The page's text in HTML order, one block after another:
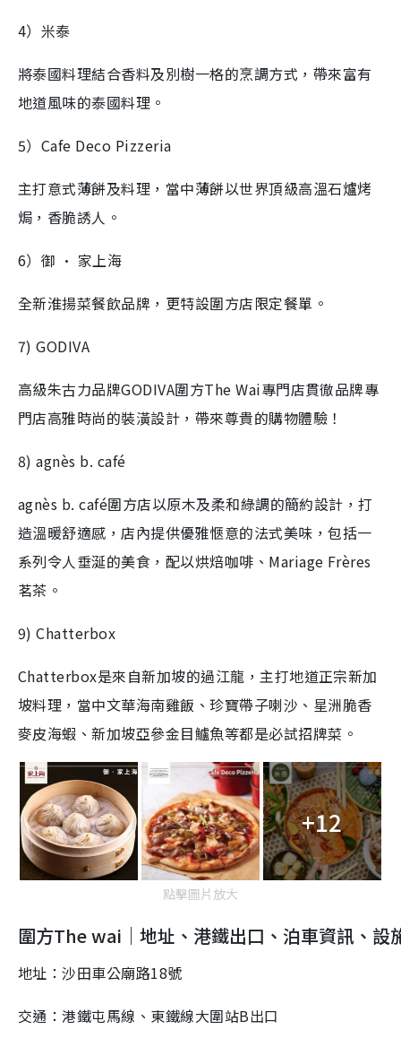
4）米泰
將泰國料理結合香料及別樹一格的烹調方式，帶來富有
地道風味的泰國料理。
5）Cafe Deco Pizzeria
主打意式薄餅及料理，當中薄餅以世界頂級高溫石爐烤
焗，香脆誘人。
6）御 · 家上海
全新淮揚菜餐飲品牌，更特設圍方店限定餐單。
7) GODIVA
高級朱古力品牌GODIVA圍方The Wai專門店貫徹品牌專
門店高雅時尚的裝潢設計，帶來尊貴的購物體驗！
8) agnès b. café
agnès b. café圍方店以原木及柔和綠調的簡約設計，打
造溫暖舒適感，店內提供優雅愜意的法式美味，包括一
系列令人垂涎的美食，配以烘焙咖啡、Mariage Frères
茗茶。
9) Chatterbox
Chatterbox是來自新加坡的過江龍，主打地道正宗新加
坡料理，當中文華海南雞飯、珍寶帶子喇沙、星洲脆香
麥皮海蝦、新加坡亞參金目鱸魚等都是必試招牌菜。
+12
點擊圖片放大
圍方The wai｜地址、港鐵出口、泊車資訊、設
地址：沙田車公廟路18號
交通：港鐵屯馬線、東鐵線大圍站B出口